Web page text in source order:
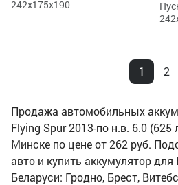
242x175x190
1 2
Продажа автомобильных
Flying Spur 2013-по н.в. 6.0 (625
Минске по цене от 262 руб.
авто и купить аккумулятор
Беларуси: Гродно, Брест,